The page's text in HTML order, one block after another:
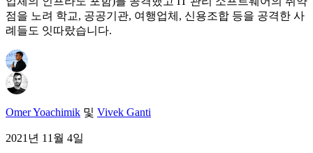
점을 노려 학교, 공공기관, 여행업체, 신용조합 등을 공격한 사
례들도 잇따랐습니다.
Omer Yoachimik 및 Vivek Ganti
2021년 11월 4일